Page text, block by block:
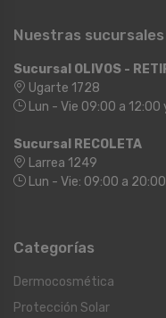
Nuestras sucursales
Sucursal OLIVOS -
Ugarte 1728
Lun - Vie 09:00 a 12:00
Sucursal RECOLETA
Larrea 1249
Lun - Vie: 09:00 a
Categorías
Dermocosmética
Protección Solar